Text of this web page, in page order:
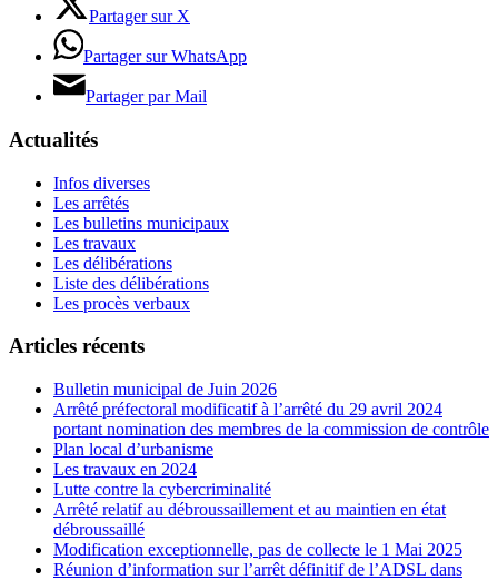
Partager sur X
Partager sur WhatsApp
Partager par Mail
Actualités
Infos diverses
Les arrêtés
Les bulletins municipaux
Les travaux
Les délibérations
Liste des délibérations
Les procès verbaux
Articles récents
Bulletin municipal de Juin 2026
Arrêté préfectoral modificatif à l’arrêté du 29 avril 2024
portant nomination des membres de la commission de contrôle
Plan local d’urbanisme
Les travaux en 2024
Lutte contre la cybercriminalité
Arrêté relatif au débroussaillement et au maintien en état
débroussaillé
Modification exceptionnelle, pas de collecte le 1 Mai 2025
Réunion d’information sur l’arrêt définitif de l’ADSL dans